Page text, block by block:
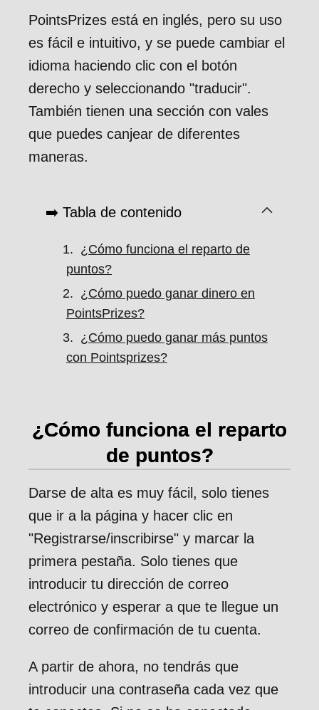
PointsPrizes está en inglés, pero su uso
es fácil e intuitivo, y se puede cambiar el
idioma haciendo clic con el botón
derecho y seleccionando "traducir".
También tienen una sección con vales
que puedes canjear de diferentes
maneras.
➡️ Tabla de contenido
¿Cómo funciona el reparto de
puntos?
¿Cómo puedo ganar dinero en
PointsPrizes?
¿Cómo puedo ganar más puntos
con Pointsprizes?
¿Cómo funciona el reparto
de puntos?
Darse de alta es muy fácil, solo tienes
que ir a la página y hacer clic en
"Registrarse/inscribirse" y marcar la
primera pestaña. Solo tienes que
introducir tu dirección de correo
electrónico y esperar a que te llegue un
correo de confirmación de tu cuenta.
A partir de ahora, no tendrás que
introducir una contraseña cada vez que